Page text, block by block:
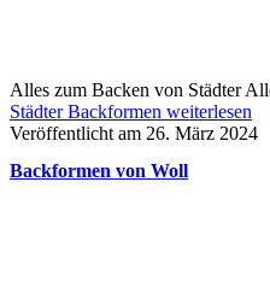
Alles zum Backen von Städter
Städter Backformen weiterlesen
Veröffentlicht am 26. März 2024
Backformen von Woll